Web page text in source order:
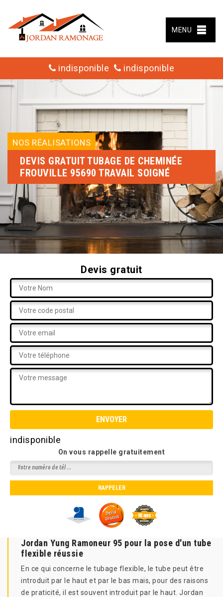
MENU
indisponible indisponible
NOS RÉALISATIONS
DEVIS GRATUIT TUBAGE DE CHEMINÉE
FROUVILLE 95690 TRAVAIL SOIGNÉ
Devis gratuit
indisponible
On vous rappelle gratuitement
Jordan Yung Ramoneur 95 pour la pose d'un tube
flexible réussie
En ce qui concerne le tubage flexible, le tube peut être
introduit par le haut et par le bas mais, pour des raisons
de praticité, il est souvent introduit par le haut. Jordan